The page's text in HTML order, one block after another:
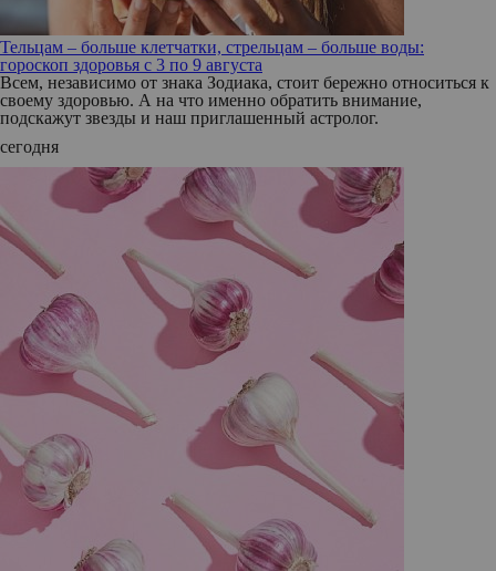
Тельцам – больше клетчатки, стрельцам – больше воды:
гороскоп здоровья с 3 по 9 августа
Всем, независимо от знака Зодиака, стоит бережно относиться к
своему здоровью. А на что именно обратить внимание,
подскажут звезды и наш приглашенный астролог.
сегодня